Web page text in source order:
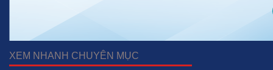
XEM NHANH CHUYÊN MỤC